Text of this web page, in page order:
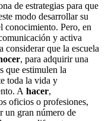
de estrategias para que
modo desarrollar su
conocimiento. Pero, en
y activa
considerar que la escuela
, para adquirir una
que estimulen la
toda la vida y
A hacer,
oficios o profesiones,
un gran número de